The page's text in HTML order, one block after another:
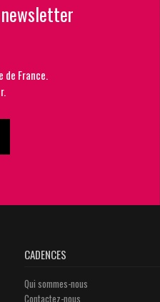
de France.
CADENCES
Qui sommes-nous
Contactez-nous